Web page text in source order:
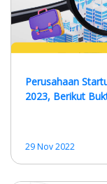
Perusahaan
2023, Berikut
29 Nov 2022